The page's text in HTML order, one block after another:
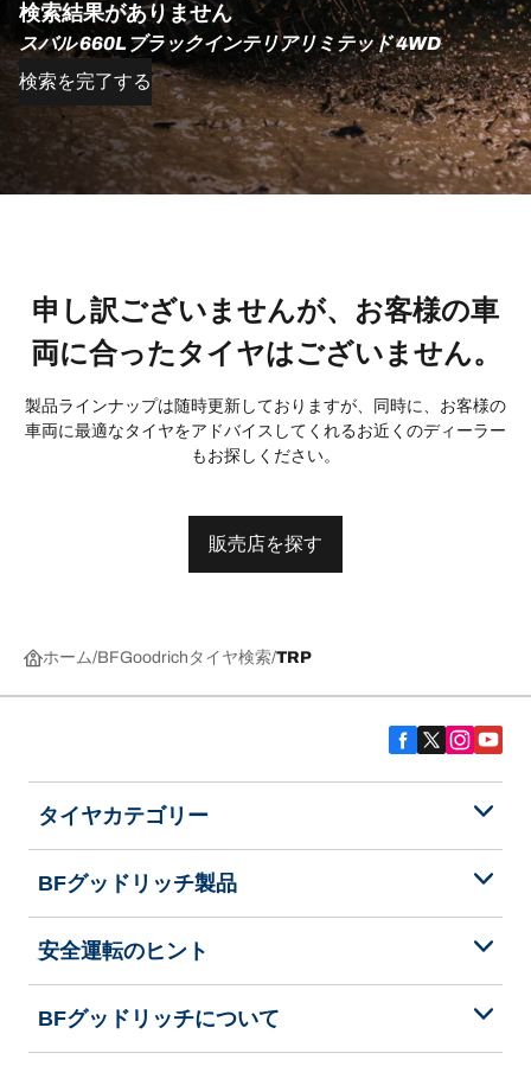
検索結果がありません
スバル 660Lブラックインテリアリミテッド 4WD
検索を完了する
申し訳ございませんが、お客様の車
両に合ったタイヤはございません。
製品ラインナップは随時更新しておりますが、同時に、お客様の
車両に最適なタイヤをアドバイスしてくれるお近くのディーラー
もお探しください。
販売店を探す
ホーム BFGoodrichタイヤ検索 TRP
タイヤカテゴリー
BFグッドリッチ製品
安全運転のヒント
BFグッドリッチについて